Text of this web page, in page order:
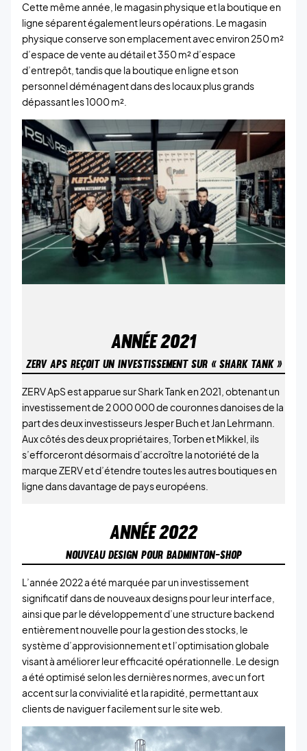
Cette même année, le magasin physique et la boutique en
ligne séparent également leurs opérations. Le magasin
physique conserve son emplacement avec environ 250 m²
d’espace de vente au détail et 350 m² d’espace
d’entrepôt, tandis que la boutique en ligne et son
personnel déménagent dans des locaux plus grands
dépassant les 1000 m².
ANNÉE2021
ZERV APS REÇOIT UN INVESTISSEMENT SUR « SHARK TANK »
ZERV ApS est apparue sur Shark Tank en 2021, obtenant un
investissement de 2 000 000 de couronnes danoises de la
part des deux investisseurs Jesper Buch et Jan Lehrmann.
Aux côtés des deux propriétaires, Torben et Mikkel, ils
s’efforceront désormais d’accroître la notoriété de la
marque ZERV et d’étendre toutes les autres boutiques en
ligne dans davantage de pays européens.
ANNÉE2022
NOUVEAU DESIGN POUR BADMINTON-SHOP
L’année 2022 a été marquée par un investissement
significatif dans de nouveaux designs pour leur interface,
ainsi que par le développement d’une structure backend
entièrement nouvelle pour la gestion des stocks, le
système d’approvisionnement et l’optimisation globale
visant à améliorer leur efficacité opérationnelle. Le design
a été optimisé selon les dernières normes, avec un fort
accent sur la convivialité et la rapidité, permettant aux
clients de naviguer facilement sur le site web.